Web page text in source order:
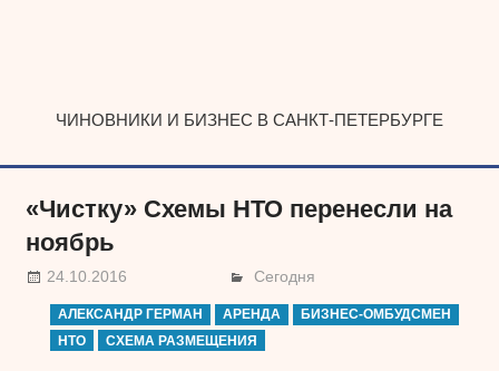
ЧИНОВНИКИ И БИЗНЕС В САНКТ-ПЕТЕРБУРГЕ
«Чистку» Схемы НТО перенесли на
ноябрь
24.10.2016 Сегодня
АЛЕКСАНДР ГЕРМАН АРЕНДА
БИЗНЕС-ОМБУДСМЕН
НТО
СХЕМА РАЗМЕЩЕНИЯ